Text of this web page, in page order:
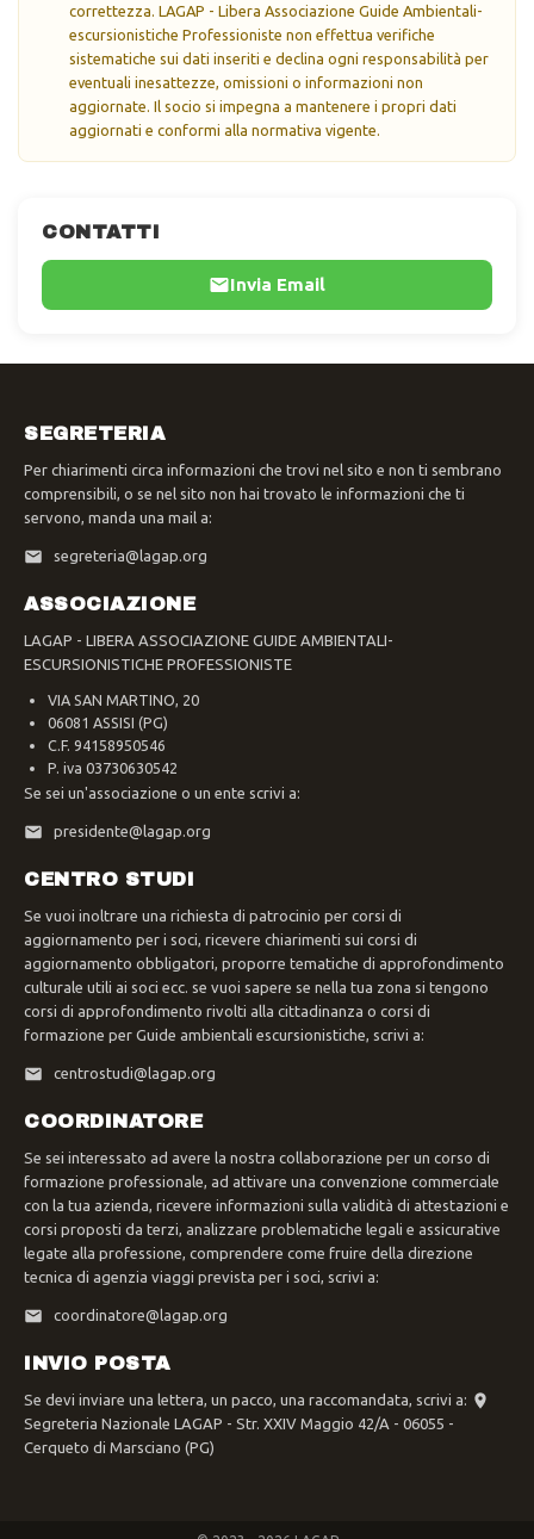
CONTATTI
Invia Email
correttezza. LAGAP - Libera Associazione Guide Ambientali-
escursionistiche Professioniste non effettua verifiche
sistematiche sui dati inseriti e declina ogni responsabilità per
eventuali inesattezze, omissioni o informazioni non
aggiornate. Il socio si impegna a mantenere i propri dati
aggiornati e conformi alla normativa vigente.
SEGRETERIA
Per chiarimenti circa informazioni che trovi nel sito e non ti sembrano
comprensibili, o se nel sito non hai trovato le informazioni che ti
servono, manda una mail a:
segreteria@lagap.org
ASSOCIAZIONE
LAGAP - LIBERA ASSOCIAZIONE GUIDE AMBIENTALI-
ESCURSIONISTICHE PROFESSIONISTE
VIA SAN MARTINO, 20
06081 ASSISI (PG)
C.F. 94158950546
P. iva 03730630542
Se sei un'associazione o un ente scrivi a:
presidente@lagap.org
CENTRO STUDI
Se vuoi inoltrare una richiesta di patrocinio per corsi di
aggiornamento per i soci, ricevere chiarimenti sui corsi di
aggiornamento obbligatori, proporre tematiche di approfondimento
culturale utili ai soci ecc. se vuoi sapere se nella tua zona si tengono
corsi di approfondimento rivolti alla cittadinanza o corsi di
formazione per Guide ambientali escursionistiche, scrivi a:
centrostudi@lagap.org
COORDINATORE
Se sei interessato ad avere la nostra collaborazione per un corso di
formazione professionale, ad attivare una convenzione commerciale
con la tua azienda, ricevere informazioni sulla validità di attestazioni e
corsi proposti da terzi, analizzare problematiche legali e assicurative
legate alla professione, comprendere come fruire della direzione
tecnica di agenzia viaggi prevista per i soci, scrivi a:
coordinatore@lagap.org
INVIO POSTA
Se devi inviare una lettera, un pacco, una raccomandata, scrivi a:
Segreteria Nazionale LAGAP - Str. XXIV Maggio 42/A - 06055 -
Cerqueto di Marsciano (PG)